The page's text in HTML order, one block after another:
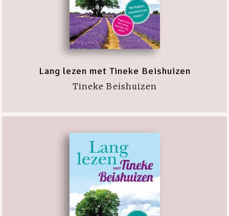
Lang lezen met Tineke Beishuizen
Tineke Beishuizen